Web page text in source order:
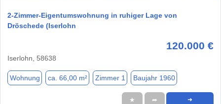
2-Zimmer-Eigentumswohnung in ruhiger Lage von
Dröschede (Iserlohn
120.000 €
Iserlohn, 58638
Wohnung ca. 66,00 m² Zimmer 1 Baujahr 1960
★ ➦ ➜